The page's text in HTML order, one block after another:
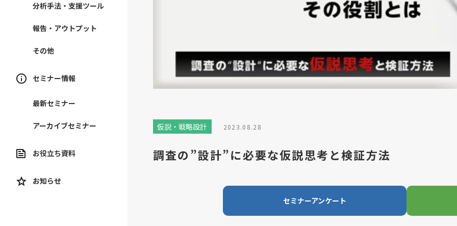
分析手法・支援ツール
報告・アウトプット
その他
セミナー情報
最新セミナー
アーカイブセミナー
お役立ち資料
お知らせ
仮説・戦略設計 2023.08.28
調査の”設計”に必要な仮説思考と検証方法
セミナーアンケート